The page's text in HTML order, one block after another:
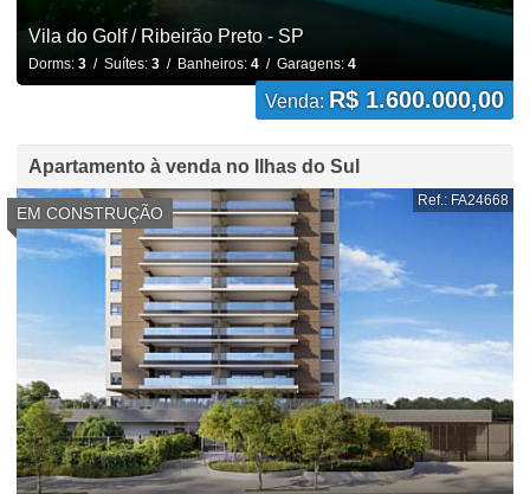
Vila do Golf / Ribeirão Preto - SP
Dorms: 3/ Suítes: 3/ Banheiros: 4/ Garagens: 4
Venda: R$ 1.600.000,00
Apartamento à venda no Ilhas do Sul
EM CONSTRUÇÃO
Ref.: FA24668